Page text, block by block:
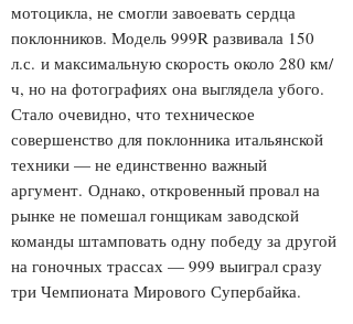
мотоцикла, не смогли завоевать сердца
поклонников. Модель 999R развивала 150
л.с. и максимальную скорость около 280 км/
ч, но на фотографиях она выглядела убого.
Стало очевидно, что техническое
совершенство для поклонника итальянской
техники — не единственно важный
аргумент. Однако, откровенный провал на
рынке не помешал гонщикам заводской
команды штамповать одну победу за другой
на гоночных трассах — 999 выиграл сразу
три Чемпионата Мирового Супербайка.